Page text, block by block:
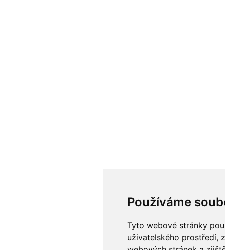
Používáme
Tyto webové stránky
uživatelského prostředí,